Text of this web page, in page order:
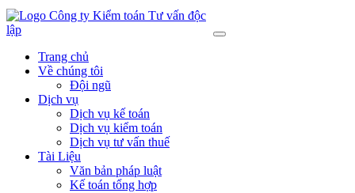
Trang chủ
Về chúng tôi
Đội ngũ
Dịch vụ
Dịch vụ kế toán
Dịch vụ kiểm toán
Dịch vụ tư vấn thuế
Tài Liệu
Văn bản pháp luật
Kế toán tổng hợp